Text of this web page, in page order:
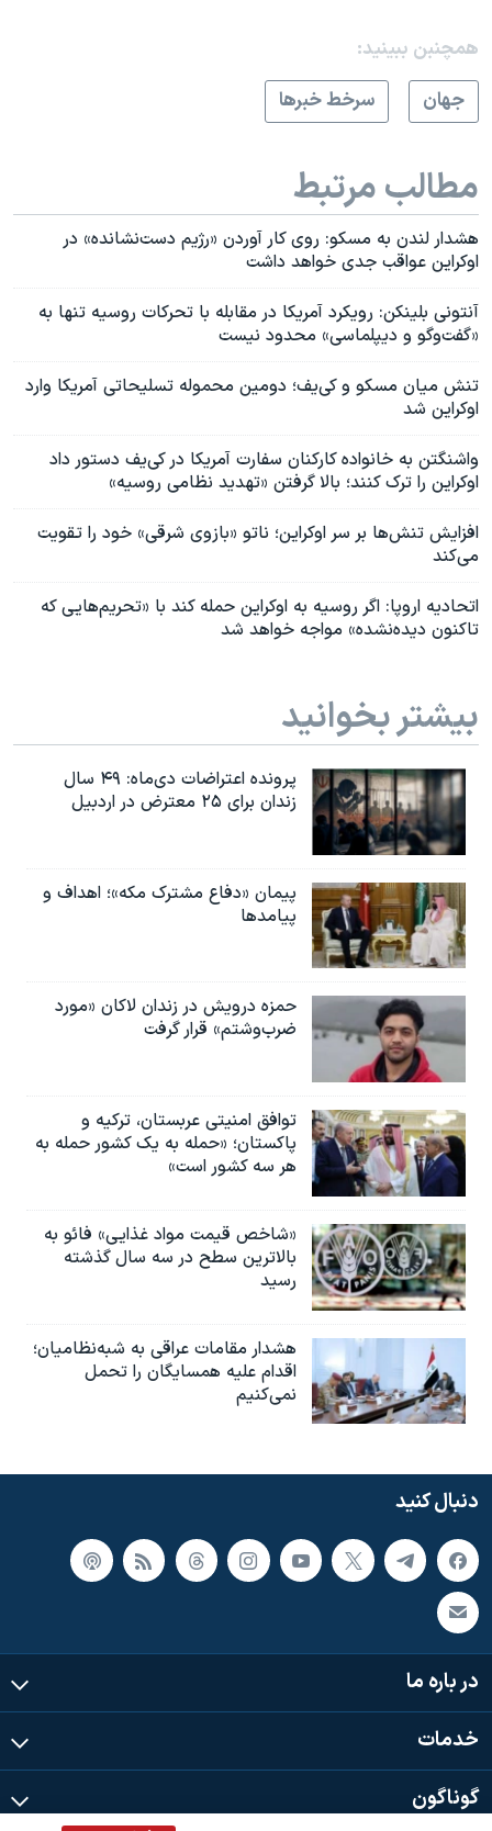
همچنبن ببینید:
جهان
سرخط خبرها
مطالب مرتبط
هشدار لندن به مسکو: روی کار آوردن «رژیم دست‌نشانده» در
اوکراین عواقب جدی خواهد داشت
آنتونی بلینکن: رویکرد آمریکا در مقابله با تحرکات روسیه تنها به
«گفت‌و‌گو و دیپلماسی» محدود نیست
تنش میان مسکو و کی‌یف؛ دومین محموله تسلیحاتی آمریکا وارد
اوکراین شد
واشنگتن به خانواده کارکنان سفارت آمریکا در کی‌یف دستور داد
اوکراین را ترک کنند؛ بالا گرفتن «تهدید نظامی روسیه»
افزایش تنش‌ها بر سر اوکراین؛ ناتو «بازوی شرقی» خود را تقویت
می‌کند
اتحادیه اروپا: اگر روسیه به اوکراین حمله کند با «تحریم‌هایی که
تاکنون دیده‌نشده» مواجه خواهد شد
بیشتر بخوانید
پرونده اعتراضات دی‌ماه: ۴۹ سال
زندان برای ۲۵ معترض در اردبیل
پیمان «دفاع مشترک مکه»؛ اهداف و
پیامدها
حمزه درویش در زندان لاکان «مورد
ضرب‌وشتم» قرار گرفت
توافق امنیتی عربستان، ترکیه و
پاکستان؛ «حمله به یک کشور حمله به
هر سه کشور است»
«شاخص قیمت مواد غذایی» فائو به
بالاترین سطح در سه سال گذشته
رسید
هشدار مقامات عراقی به شبه‌نظامیان؛
اقدام علیه همسایگان را تحمل
نمی‌کنیم
دنبال کنید
در باره ما
خدمات
گوناگون